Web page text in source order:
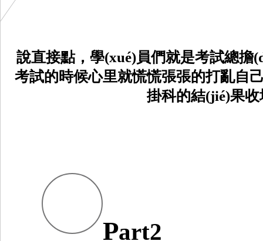
說直接點，學(xué)員們就是考試總
考試的時候心里就慌慌張張的打亂自己
掛科的結(jié)果收
Part2